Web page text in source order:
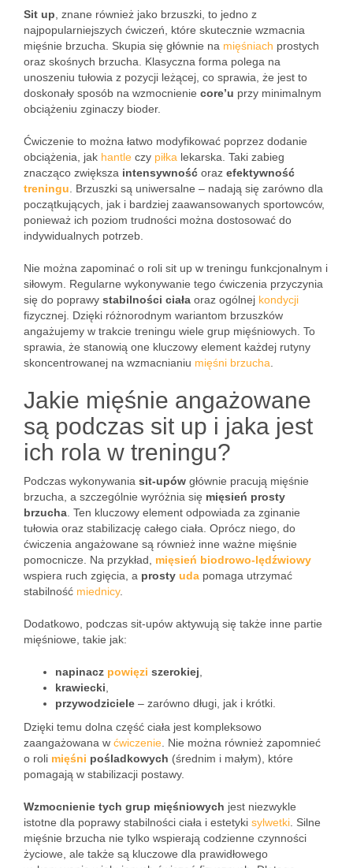
Sit up , znane również jako brzuszki, to jedno z
najpopularniejszych ćwiczeń, które skutecznie wzmacnia
mięśnie brzucha. Skupia się głównie na mięśniach prostych
oraz skośnych brzucha. Klasyczna forma polega na
unoszeniu tułowia z pozycji leżącej, co sprawia, że jest to
doskonały sposób na wzmocnienie core’u przy minimalnym
obciążeniu zginaczy bioder.
Ćwiczenie to można łatwo modyfikować poprzez dodanie
obciążenia, jak hantle czy piłka lekarska. Taki zabieg
znacząco zwiększa intensywność oraz efektywność
treningu . Brzuszki są uniwersalne – nadają się zarówno dla
początkujących, jak i bardziej zaawansowanych sportowców,
ponieważ ich poziom trudności można dostosować do
indywidualnych potrzeb.
Nie można zapominać o roli sit up w treningu funkcjonalnym i
siłowym. Regularne wykonywanie tego ćwiczenia przyczynia
się do poprawy stabilności ciała oraz ogólnej kondycji
fizycznej. Dzięki różnorodnym wariantom brzuszków
angażujemy w trakcie treningu wiele grup mięśniowych. To
sprawia, że stanowią one kluczowy element każdej rutyny
skoncentrowanej na wzmacnianiu mięśni brzucha
Jakie mięśnie angażowane
są podczas sit up i jaka jest
ich rola w treningu?
Podczas wykonywania sit-upów głównie pracują mięśnie
brzucha, a szczególnie wyróżnia się mięsień prosty
brzucha . Ten kluczowy element odpowiada za zginanie
tułowia oraz stabilizację całego ciała. Oprócz niego, do
ćwiczenia angażowane są również inne ważne mięśnie
pomocnicze. Na przykład, mięsień biodrowo-lędźwiowy
wspiera ruch zgięcia, a prosty uda pomaga utrzymać
stabilność miednicy.
Dodatkowo, podczas sit-upów aktywują się także inne partie
mięśniowe, takie jak:
napinacz powięzi szerokiej
krawiecki
przywodziciele – zarówno długi, jak i krótki.
Dzięki temu dolna część ciała jest kompleksowo
zaangażowana w ćwiczenie . Nie można również zapomnieć
o roli mięśni pośladkowych (średnim i małym), które
pomagają w stabilizacji postawy.
Wzmocnienie tych grup mięśniowych jest niezwykle
istotne dla poprawy stabilności ciała i estetyki sylwetki . Silne
mięśnie brzucha nie tylko wspierają codzienne czynności
życiowe, ale także są kluczowe dla prawidłowego